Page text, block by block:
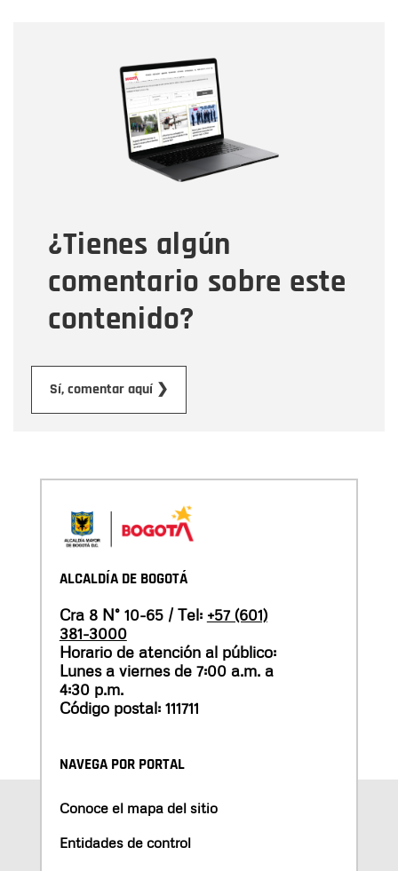
¿Tienes algún
comentario sobre este
contenido?
Sí, comentar aquí ❯
Correo electrónico
Tipo de comentario
Mensaje
ALCALDÍA DE BOGOTÁ
Cra 8 N° 10-65 / Tel: +57 (601)
381-3000
Horario de atención al público:
Lunes a viernes de 7:00 a.m. a
4:30 p.m.
Código postal: 111711
NAVEGA POR PORTAL
Conoce el mapa del sitio
Entidades de control